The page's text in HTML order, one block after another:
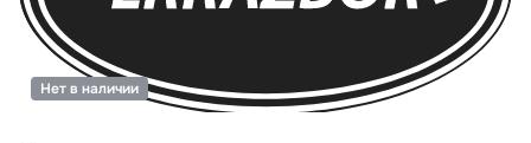
Нет в наличии